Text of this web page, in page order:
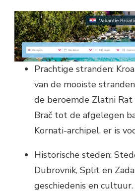
Prachtige stranden:
van de mooiste
de beroemde Zlatni
Brač tot de afgelegen
Kornati-archipel, er is
Historische steden:
Dubrovnik, Split en
geschiedenis en